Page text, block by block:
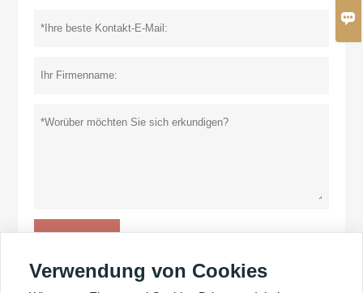

Datenschutz-Bestimmungen
Verwendung von Cookies